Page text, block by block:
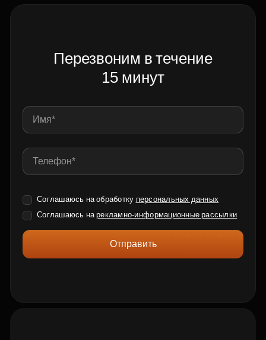
Перезвоним в течение
15 минут
Соглашаюсь на обработку персональных данных
Соглашаюсь нарекламно-информационные рассылки
Отправить